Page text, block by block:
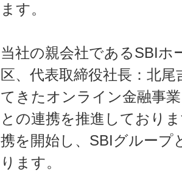
ます。
当社の親会社であるSBIホ
区、代表取締役社長：北
てきたオンライン金融事
との連携を推進しており
携を開始し、SBIグループ
ります。